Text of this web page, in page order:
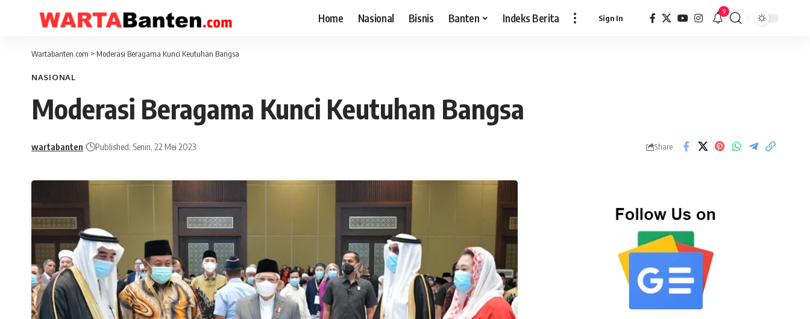
Home Nasional Bisnis Banten Indeks Berita Sign In
9
Wartabanten.com > Moderasi Beragama Kunci Keutuhan Bangsa
NASIONAL
Moderasi Beragama Kunci Keutuhan Bangsa
wartabanten Published: Senin, 22 Mei 2023 Share